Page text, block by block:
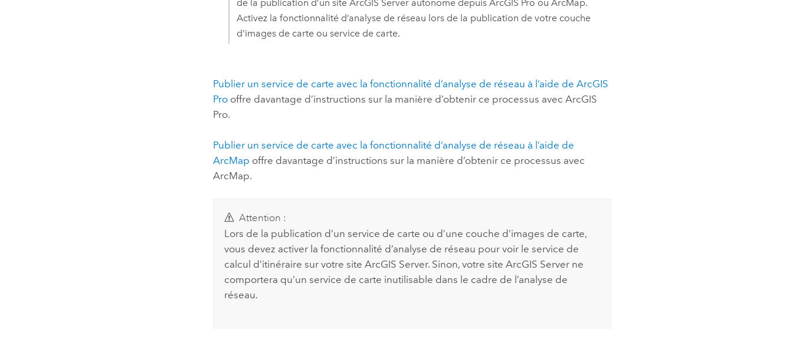
de la publication d’un siteArcGIS Server autonome depuisArcGIS Pro ouArcMap.
Activez la fonctionnalité d’analyse de réseau lors de la publication de votre couche
d’images de carte ou service de carte.
Publier un service de carte avec la fonctionnalité d’analyse de réseau à l’aide deArcGIS
Pro offre davantage d’instructions sur la manière d’obtenir ce processus avecArcGIS
Pro.
Publier un service de carte avec la fonctionnalité d’analyse de réseau à l’aide de
ArcMap offre davantage d’instructions sur la manière d’obtenir ce processus avec
ArcMap.
Attention :
Lors de la publication d’un service de carte ou d’une couche d’images de carte,
vous devez activer la fonctionnalité d’analyse de réseau pour voir le service de
calcul d’itinéraire sur votre site ArcGIS Server. Sinon, votre site ArcGIS Serverne
comportera qu’un service de carte inutilisable dans le cadre de l’analyse de
réseau.